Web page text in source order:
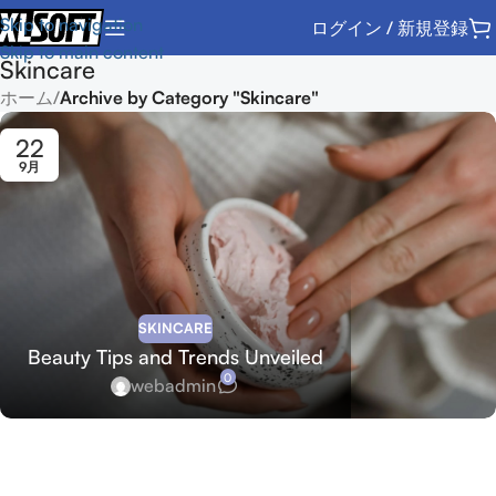
Skip to navigation
Skip to main content
ログイン / 新規登録
Skincare
ホーム/Archive by Category "Skincare"
22
9月
SKINCARE
Beauty Tips and Trends Unveiled
webadmin 0